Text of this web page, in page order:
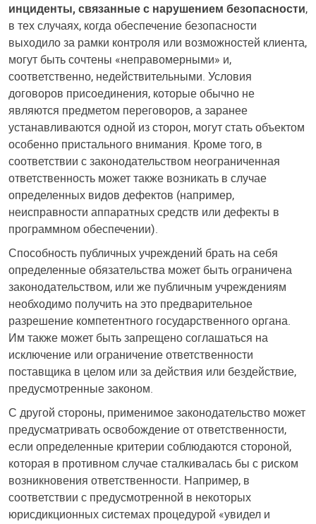
инциденты, связанные с нарушением безопасности,
в тех случаях, когда обеспечение безопасности
выходило за рамки контроля или возможностей клиента,
могут быть сочтены «неправомерными» и,
соответственно, недействительными. Условия
договоров присоединения, которые обычно не
являются предметом переговоров, а заранее
устанавливаются одной из сторон, могут стать объектом
особенно пристального внимания. Кроме того, в
соответствии с законодательством неограниченная
ответственность может также возникать в случае
определенных видов дефектов (например,
неисправности аппаратных средств или дефекты в
программном обеспечении).
Способность публичных учреждений брать на себя
определенные обязательства может быть ограничена
законодательством, или же публичным учреждениям
необходимо получить на это предварительное
разрешение компетентного государственного органа.
Им также может быть запрещено соглашаться на
исключение или ограничение ответственности
поставщика в целом или за действия или бездействие,
предусмотренные законом.
С другой стороны, применимое законодательство может
предусматривать освобождение от ответственности,
если определенные критерии соблюдаются стороной,
которая в противном случае сталкивалась бы с риском
возникновения ответственности. Например, в
соответствии с предусмотренной в некоторых
юрисдикционных системах процедурой «увидел и